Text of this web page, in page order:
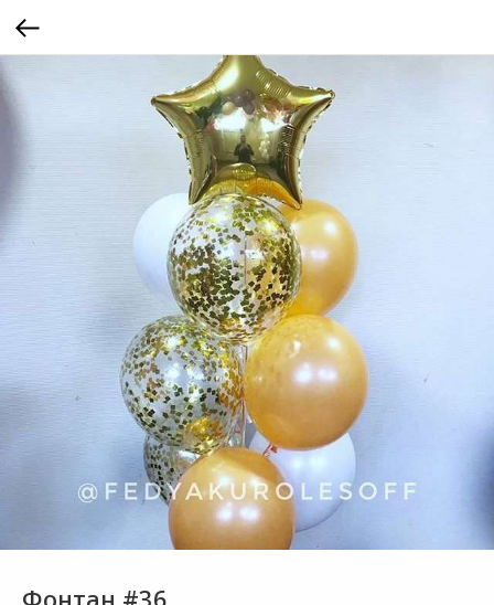
Фонтан #36